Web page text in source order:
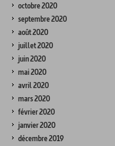
octobre 2020
septembre 2020
août 2020
juillet 2020
juin 2020
mai 2020
avril 2020
mars 2020
février 2020
janvier 2020
décembre 2019